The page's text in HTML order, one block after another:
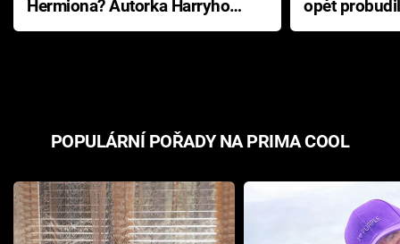
Hermiona? Autorka Harryho
Pottera přišla s ráznou
opět
přichází s
POPULÁRNÍ POŘADY NA PRIMA COOL